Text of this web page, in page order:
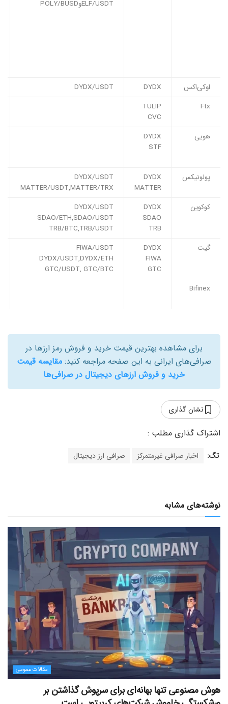
ELF/USDTوPOLY/BUSD
اوکی‌اکس DYDX
DYDX/USDT
Ftx
TULIP
CVC
هوبی
DYDX
STF
پولونیکس
DYDX
MATTER
DYDX/USDT
MATTER/USDT,MATTER/TRX
کوکوین
DYDX
SDAO
TRB
DYDX/USDT
SDAO/ETH,SDAO/USDT
TRB/BTC,TRB/USDT
گیت
DYDX
FIWA
GTC
FIWA/USDT
DYDX/USDT,DYDX/ETH
GTC/USDT, GTC/BTC
Bifinex
برای مشاهده بهترین قیمت خرید و فروش رمز ارزها در
صرافی‌های ایرانی به این صفحه مراجعه کنید:مقایسه قیمت
خرید و فروش ارزهای دیجیتال در صرافی‌ها
نشان گذاری
تگ: اخبار صرافی غیرمتمرکز صرافی ارز دیجیتال
نوشته‌های مشابه
مقالات عمومی
هوش مصنوعی تنها بهانه‌ای برای سرپوش گذاشتن بر